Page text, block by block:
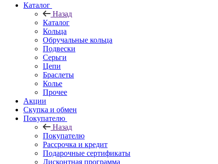
Каталог
Назад
Каталог
Кольца
Обручальные кольца
Подвески
Серьги
Цепи
Браслеты
Колье
Прочее
Акции
Скупка и обмен
Покупателю
Назад
Покупателю
Рассрочка и кредит
Подарочные сертификаты
Дисконтная программа